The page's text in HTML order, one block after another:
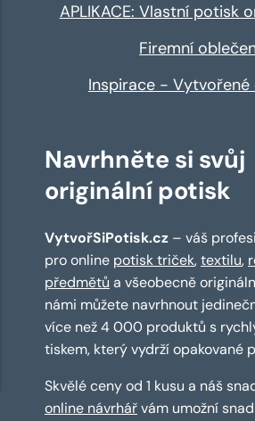
APLIKACE: Vlastní potisk
Firemní
Inspirace - Vytvořené
Navrhněte si svůj
originální potisk
VytvořSiPotisk.cz – váš
pro online potisk triček,textilu,
předmětů a všeobecně
námi můžete navrhnout
více než 4 000 produktů s
tiskem, který vydrží opakované
Skvělé ceny od 1 kusu a náš
online návrhářvám umožní